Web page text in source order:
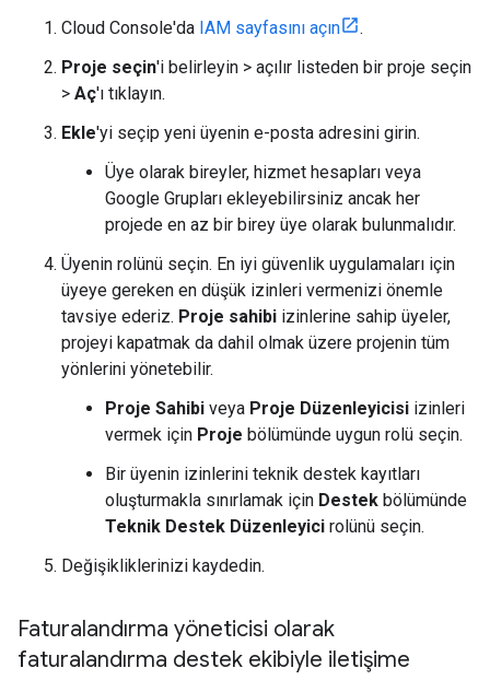
Cloud Console'da IAM sayfasını açın
.
Proje seçin'i belirleyin > açılır listeden bir proje seçin
> Aç'ı tıklayın.
Ekle'yi seçip yeni üyenin e-posta adresini girin.
Üye olarak bireyler, hizmet hesapları veya
Google Grupları ekleyebilirsiniz ancak her
projede en az bir birey üye olarak bulunmalıdır.
Üyenin rolünü seçin. En iyi güvenlik uygulamaları için
üyeye gereken en düşük izinleri vermenizi önemle
tavsiye ederiz. Proje sahibi izinlerine sahip üyeler,
projeyi kapatmak da dahil olmak üzere projenin tüm
yönlerini yönetebilir.
Proje Sahibi veya Proje Düzenleyicisi izinleri
vermek için Proje bölümünde uygun rolü seçin.
Bir üyenin izinlerini teknik destek kayıtları
oluşturmakla sınırlamak için Destek bölümünde
Teknik Destek Düzenleyici rolünü seçin.
Değişikliklerinizi kaydedin.
Faturalandırma yöneticisi olarak
faturalandırma destek ekibiyle iletişime